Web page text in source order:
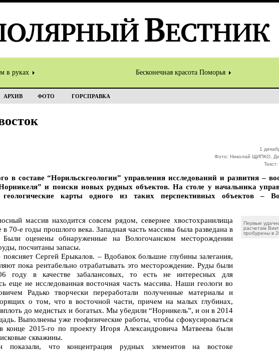
в руках Бесконечная красота Поморья
АРХИВ ФОТО ГОРСПРАВКА
1
Фото: Николай ЩИПКО,
в составе “Норильскгеологии” управления исследований и развития –
и поиски новых рудных объектов. На столе у начальника
карты одного из таких перспективных объектов –
массив находится совсем рядом, севернее хвостохранилища
70-е годы прошлого века. Западная часть массива была разведана в
оценены обнаруженные на Вологочанском месторождении
посчитаны запасы.
Сергей Ерыкалов. – Вдобавок большие глубины залегания,
пока рентабельно отрабатывать это месторождение. Руды были
году в качестве забалансовых, то есть не интересных для
еще не исследованная восточная часть массива. Наши геологи во
Радько творчески переработали полученные материалы и
о том, что в восточной части, причем на малых глубинах,
до медистых и богатых. Мы убедили “Норникель”, и он в 2014
Выполнены уже геофизические работы, чтобы сфокусироваться
конце 2015-го по проекту Игоря Александровича Матвеева были
скважины.
показали, что концентрация рудных элементов на востоке
Первые
расчетам
пробурены в